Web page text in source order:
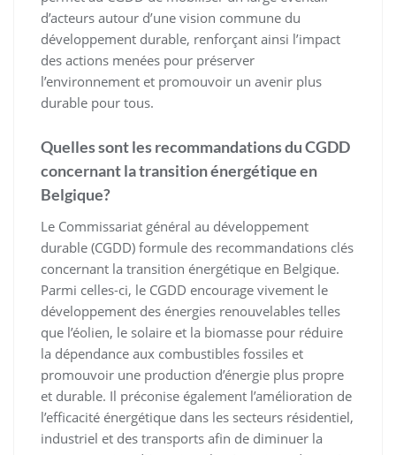
d’acteurs autour d’une vision commune du
développement durable, renforçant ainsi l’impact
des actions menées pour préserver
l’environnement et promouvoir un avenir plus
durable pour tous.
Quelles sont les recommandations du CGDD
concernant la transition énergétique en
Belgique?
Le Commissariat général au développement
durable (CGDD) formule des recommandations clés
concernant la transition énergétique en Belgique.
Parmi celles-ci, le CGDD encourage vivement le
développement des énergies renouvelables telles
que l’éolien, le solaire et la biomasse pour réduire
la dépendance aux combustibles fossiles et
promouvoir une production d’énergie plus propre
et durable. Il préconise également l’amélioration de
l’efficacité énergétique dans les secteurs résidentiel,
industriel et des transports afin de diminuer la